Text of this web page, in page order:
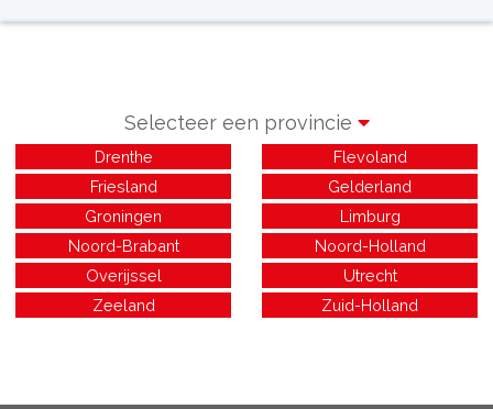
Selecteer een provincie
Drenthe
Flevoland
Friesland
Gelderland
Groningen
Limburg
Noord-Brabant
Noord-Holland
Overijssel
Utrecht
Zeeland
Zuid-Holland